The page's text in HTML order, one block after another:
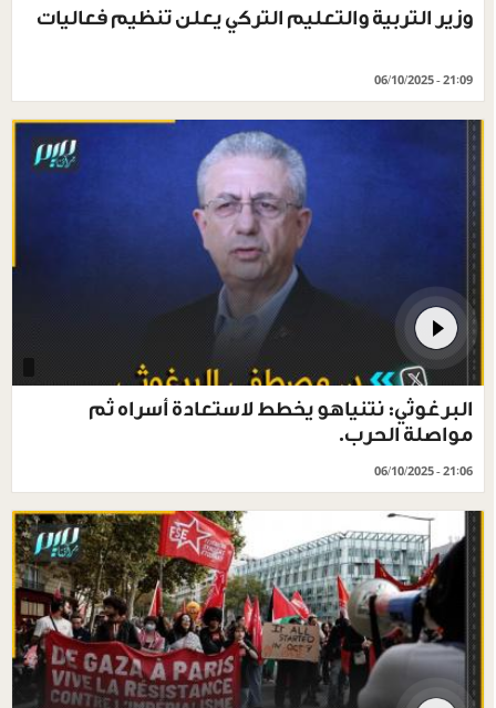
وزير التربية والتعليم التركي يعلن تنظيم فعاليات
06/10/2025 - 21:09
البرغوثي: نتنياهو يخطط لاستعادة أسراه ثم
مواصلة الحرب.
06/10/2025 - 21:06